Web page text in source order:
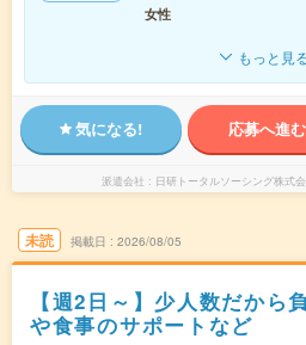
女性
もっと見
気になる! 応募へ進む
派遣会社 日研トータルソーシング株式
未読 掲載日 2026/08/05
【週2日～】少人数だから
や食事のサポートなど